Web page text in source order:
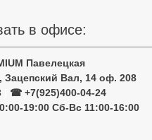
в офисе:
Павелецкая
Зацепский Вал, 14 оф. 208
☎ +7(925)400-04-24
19:00 Сб-Вс 11:00-16:00